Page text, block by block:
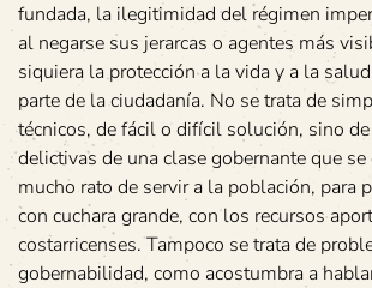
fundada, la ilegitimidad del régimen
al negarse sus jerarcas o agentes más
siquiera la protección a la vida y a la
parte de la ciudadanía. No se trata de
técnicos, de fácil o difícil solución, sino
delictivas de una clase gobernante que
mucho rato de servir a la población, para
con cuchara grande, con los recursos
costarricenses. Tampoco se trata de
gobernabilidad, como acostumbra a